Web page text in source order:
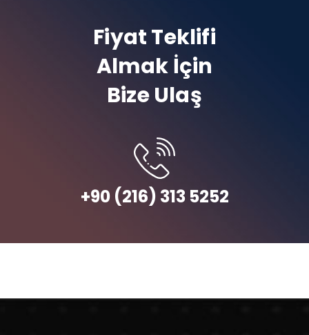
Fiyat Teklifi
Almak İçin
Bize Ulaş
+90 (216) 313 5252